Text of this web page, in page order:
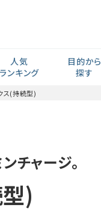
人気
ランキング
目的から
探す
考える
年齢から探す
ス(持続型)
チャージ。
)